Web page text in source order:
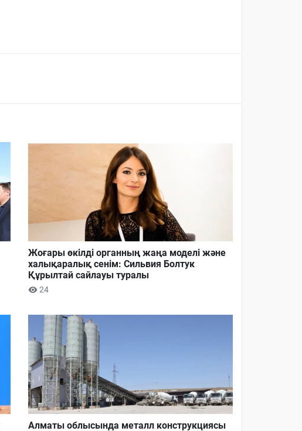
Жоғары өкілді органның жаңа моделі және
халықаралық сенім: Сильвия Болтук
Құрылтай сайлауы туралы
24
Алматы облысында металл конструкциясы